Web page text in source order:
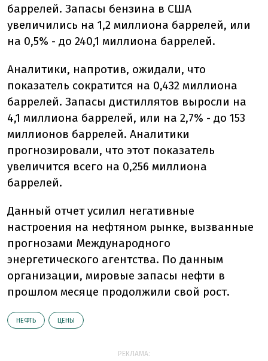
баррелей. Запасы бензина в США
увеличились на 1,2 миллиона баррелей, или
на 0,5% - до 240,1 миллиона баррелей.
Аналитики, напротив, ожидали, что
показатель сократится на 0,432 миллиона
баррелей. Запасы дистиллятов выросли на
4,1 миллиона баррелей, или на 2,7% - до 153
миллионов баррелей. Аналитики
прогнозировали, что этот показатель
увеличится всего на 0,256 миллиона
баррелей.
Данный отчет усилил негативные
настроения на нефтяном рынке, вызванные
прогнозами Международного
энергетического агентства. По данным
организации, мировые запасы нефти в
прошлом месяце продолжили свой рост.
НЕФТЬ ЦЕНЫ
РЕКЛАМА: